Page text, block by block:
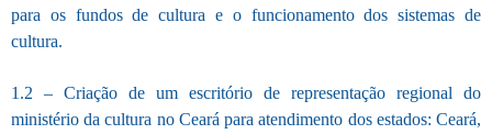
para os fundos de cultura e o funcionamento dos sistemas de
cultura.
1.2 – Criação de um escritório de representação regional do
ministério da cultura no Ceará para atendimento dos estados: Ceará,